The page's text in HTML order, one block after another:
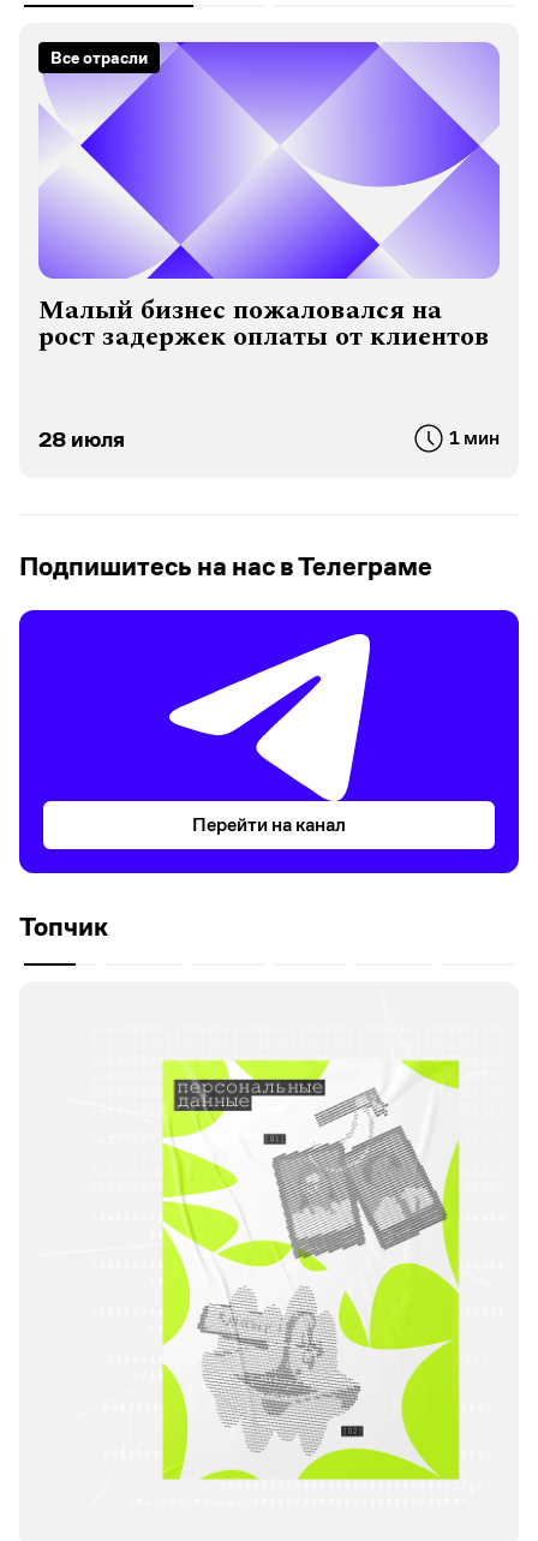
Все отрасли
Малый бизнес пожаловался на
рост задержек оплаты от клиентов
28 июля 1 мин
Подпишитесь на нас в Телеграме
Перейти на канал
Топчик